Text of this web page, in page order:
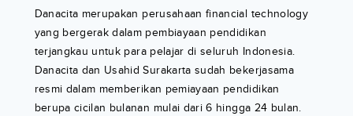
Danacita merupakan perusahaan financial technology
yang bergerak dalam pembiayaan pendidikan
terjangkau untuk para pelajar di seluruh Indonesia.
Danacita dan Usahid Surakarta sudah bekerjasama
resmi dalam memberikan pemiayaan pendidikan
berupa cicilan bulanan mulai dari 6 hingga 24 bulan.